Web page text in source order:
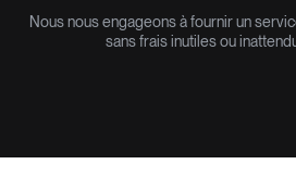
Nous nous engageons à fournir un
sans frais inutiles ou